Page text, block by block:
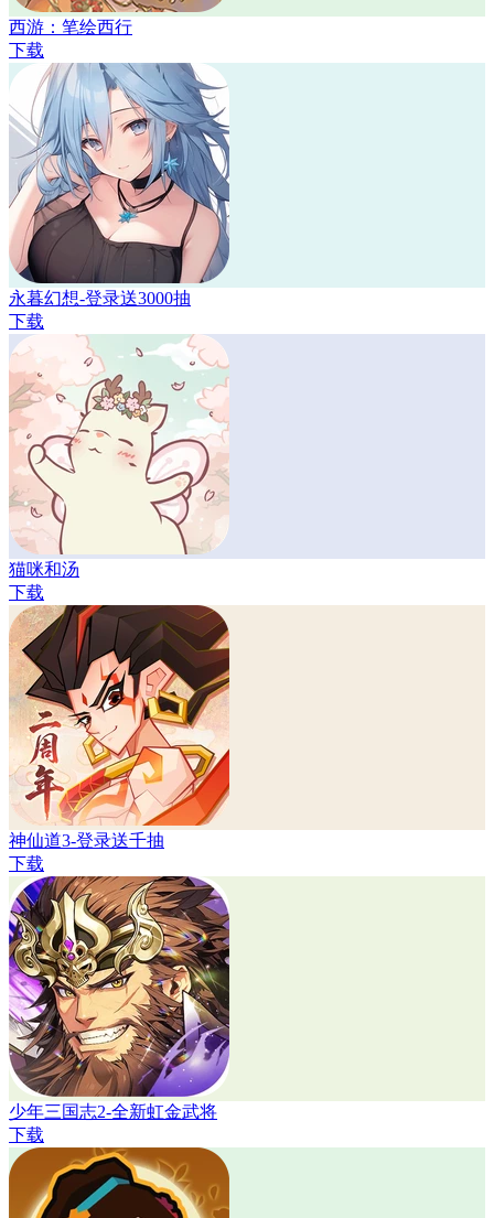
西游：笔绘西行
下载
永暮幻想-登录送3000抽
下载
猫咪和汤
下载
神仙道3-登录送千抽
下载
少年三国志2-全新虹金武将
下载